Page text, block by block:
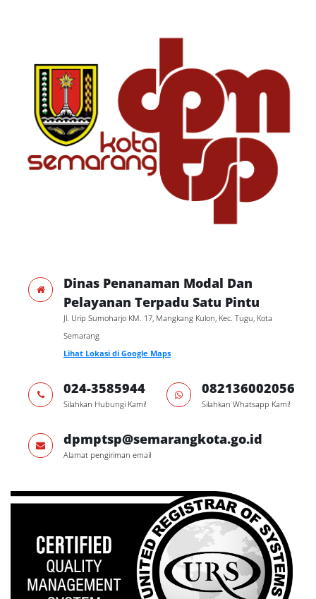
Dinas Penanaman Modal Dan
Pelayanan Terpadu Satu Pintu
Jl. Urip Sumoharjo KM. 17, Mangkang Kulon, Kec. Tugu, Kota
Semarang
Lihat Lokasi di Google Maps
024-3585944
Silahkan Hubungi Kami!
082136002056
Silahkan Whatsapp Kami!
dpmptsp@semarangkota.go.id
Alamat pengiriman email